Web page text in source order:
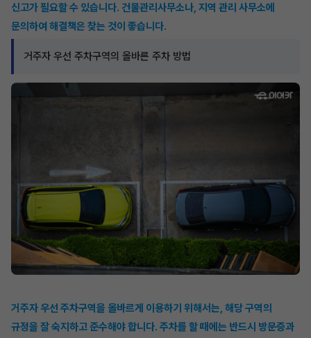
신고가 필요할 수 있습니다. 건물관리사무소나, 지역 관리 사무소에
문의하여 해결책은 찾는 것이 좋습니다.
거주자 우선 주차구역의 올바른 주차 방법
거주자 우선 주차구역을 올바르게 이용하기 위해서는, 해당 구역의
규정을 잘 숙지하고 준수해야 합니다. 주차를 할 때에는 반드시 방문증과